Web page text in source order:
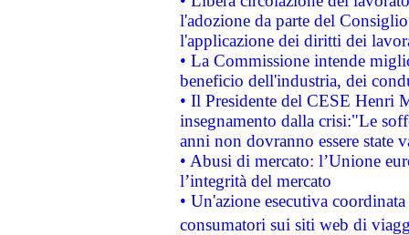
l'adozione da parte del
l'applicazione dei diritti dei
• La Commissione intende
beneficio dell'industria, dei
• Il Presidente del CESE Henri
insegnamento dalla crisi:"Le
anni non dovranno essere state
• Abusi di mercato: l’Unione
l’integrità del mercato
• Un'azione esecutiva
consumatori sui siti web di